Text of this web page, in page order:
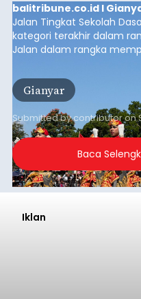
balitribune.co.id I
Jalan Tingkat Sekolah
kategori terakhir dalam
Jalan dalam rangka
Tahun (HUT) ke-81
Indonesia Tahun 2026 di
Gianyar
Submitted bycontributoron
Baca
Iklan